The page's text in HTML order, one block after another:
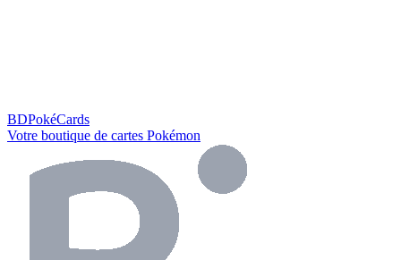
BDPokéCards
Votre boutique de cartes Pokémon